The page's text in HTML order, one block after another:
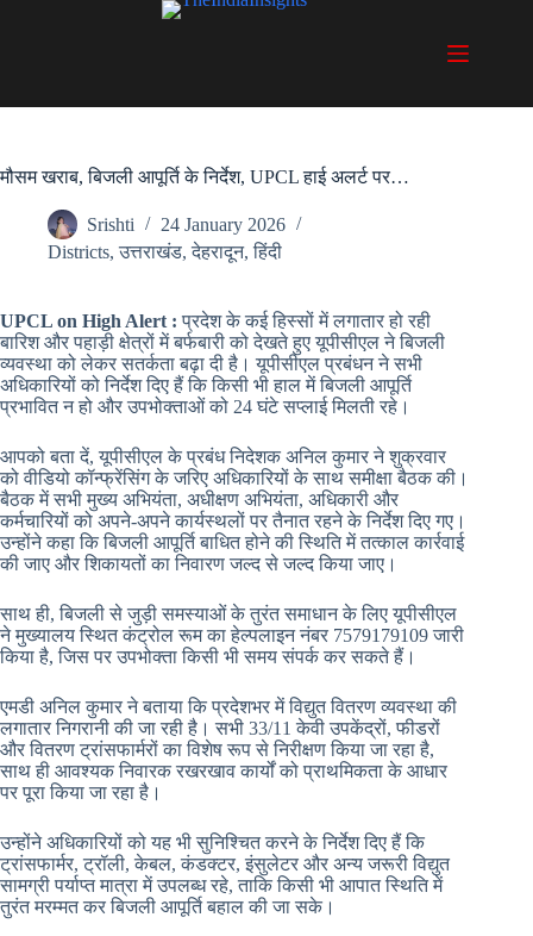
मौसम खराब, बिजली आपूर्ति के निर्देश, UPCL हाई अलर्ट पर…
Srishti
24 January 2026
Districts,उत्तराखंड,देहरादून,हिंदी
UPCL on High Alert :प्रदेश के कई हिस्सों में लगातार हो रही
बारिश और पहाड़ी क्षेत्रों में बर्फबारी को देखते हुए यूपीसीएल ने बिजली
व्यवस्था को लेकर सतर्कता बढ़ा दी है। यूपीसीएल प्रबंधन ने सभी
अधिकारियों को निर्देश दिए हैं कि किसी भी हाल में बिजली आपूर्ति
प्रभावित न हो और उपभोक्ताओं को 24 घंटे सप्लाई मिलती रहे।
आपको बता दें, यूपीसीएल के प्रबंध निदेशक अनिल कुमार ने शुक्रवार
को वीडियो कॉन्फ्रेंसिंग के जरिए अधिकारियों के साथ समीक्षा बैठक की।
बैठक में सभी मुख्य अभियंता, अधीक्षण अभियंता, अधिकारी और
कर्मचारियों को अपने-अपने कार्यस्थलों पर तैनात रहने के निर्देश दिए गए।
उन्होंने कहा कि बिजली आपूर्ति बाधित होने की स्थिति में तत्काल कार्रवाई
की जाए और शिकायतों का निवारण जल्द से जल्द किया जाए।
साथ ही, बिजली से जुड़ी समस्याओं के तुरंत समाधान के लिए यूपीसीएल
ने मुख्यालय स्थित कंट्रोल रूम का हेल्पलाइन नंबर 7579179109 जारी
किया है, जिस पर उपभोक्ता किसी भी समय संपर्क कर सकते हैं।
एमडी अनिल कुमार ने बताया कि प्रदेशभर में विद्युत वितरण व्यवस्था की
लगातार निगरानी की जा रही है। सभी 33/11 केवी उपकेंद्रों, फीडरों
और वितरण ट्रांसफार्मरों का विशेष रूप से निरीक्षण किया जा रहा है,
साथ ही आवश्यक निवारक रखरखाव कार्यों को प्राथमिकता के आधार
पर पूरा किया जा रहा है।
उन्होंने अधिकारियों को यह भी सुनिश्चित करने के निर्देश दिए हैं कि
ट्रांसफार्मर, ट्रॉली, केबल, कंडक्टर, इंसुलेटर और अन्य जरूरी विद्युत
सामग्री पर्याप्त मात्रा में उपलब्ध रहे, ताकि किसी भी आपात स्थिति में
तुरंत मरम्मत कर बिजली आपूर्ति बहाल की जा सके।